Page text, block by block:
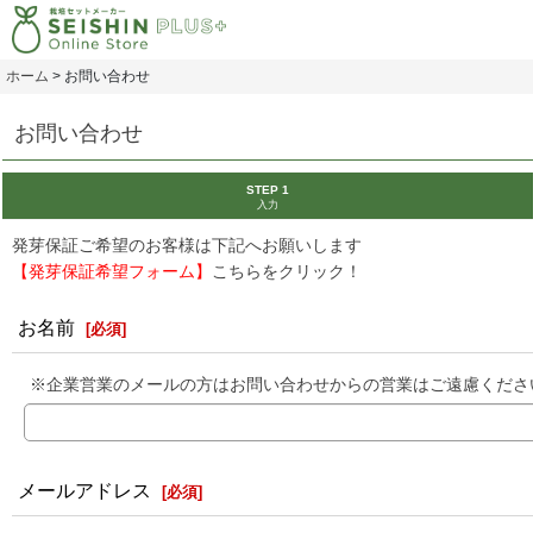
ホーム > お問い合わせ
お問い合わせ
STEP 1
入力
発芽保証ご希望のお客様は下記へお願いします
【発芽保証希望フォーム】
こちらをクリック！
お名前 [必須]
※企業営業のメールの方はお問い合わせからの営業はご遠慮くださ
メールアドレス [必須]